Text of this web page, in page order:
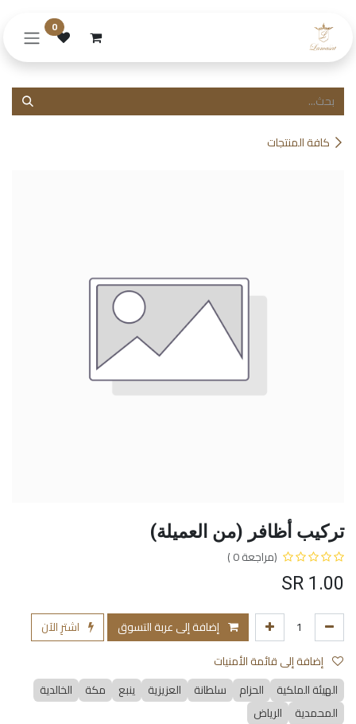
0
كافة المنتجات
تركيب أظافر (من العميلة)
(مراجعة 0 )
1.00
إضافة إلى عربة التسوق
اشترِ الآن
الهيئة الملكية
الحزام سلطانة العزيزية ينبع مكة
الخالدية
المحمدية
الرياض